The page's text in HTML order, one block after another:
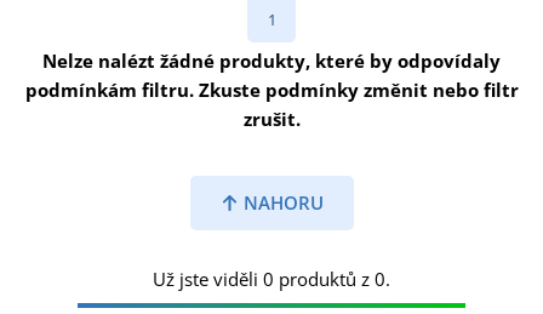
1
Nelze nalézt žádné produkty, které by odpovídaly
podmínkám filtru. Zkuste podmínky změnit nebo filtr
zrušit.
NAHORU
Už jste viděli 0 produktů z 0.